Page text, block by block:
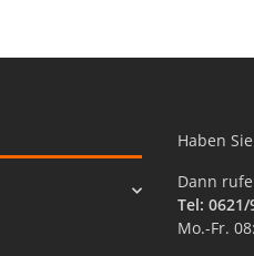
Haben
Dann
Tel: 0621/
Mo.-Fr.